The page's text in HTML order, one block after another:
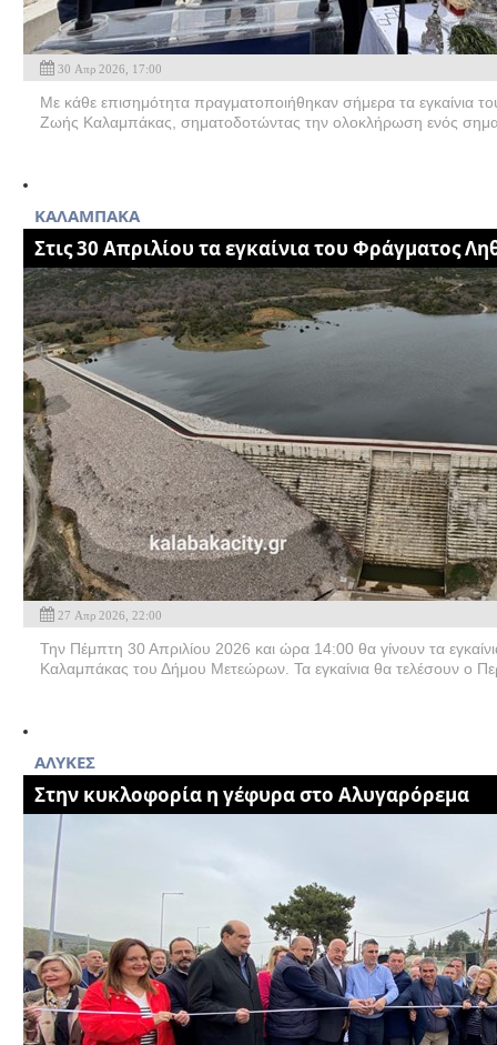
30 Απρ 2026, 17:00
Με κάθε επισημότητα πραγματοποιήθηκαν σήμερα τα εγκαίνια
Ζωής Καλαμπάκας, σηματοδοτώντας την ολοκλήρωση ενός
KAΛΑΜΠΑΚΑ
Στις 30 Απριλίου τα εγκαίνια του Φράγματος
27 Απρ 2026, 22:00
Την Πέμπτη 30 Απριλίου 2026 και ώρα 14:00 θα γίνουν τα
Καλαμπάκας του Δήμου Μετεώρων. Τα εγκαίνια θα τελέσουν ο
AΛΥΚΕΣ
Στην κυκλοφορία η γέφυρα στο Αλυγαρόρεμα